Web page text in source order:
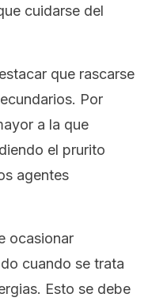
cuidarse del
que rascarse
Por
a la que
el prurito
agentes
ocasionar
cuando se trata
Esto se debe